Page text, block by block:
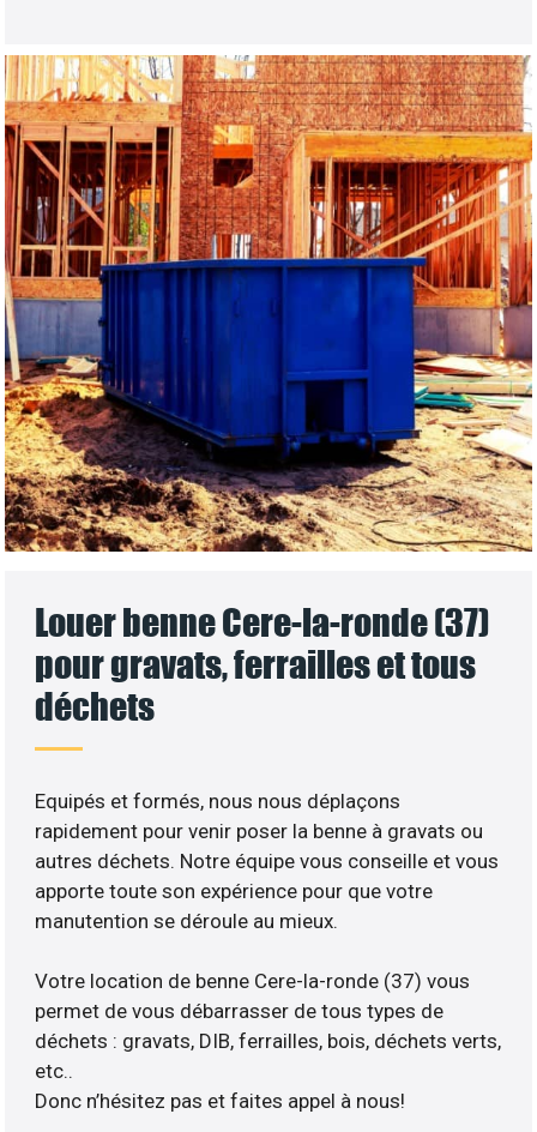
Louer benne Cere-la-ronde (37)
pour gravats, ferrailles et tous
déchets
Equipés et formés, nous nous déplaçons
rapidement pour venir poser la benne à gravats ou
autres déchets. Notre équipe vous conseille et vous
apporte toute son expérience pour que votre
manutention se déroule au mieux.
Votre location de benne Cere-la-ronde (37) vous
permet de vous débarrasser de tous types de
déchets : gravats, DIB, ferrailles, bois, déchets verts,
etc..
Donc n’hésitez pas et faites appel à nous!